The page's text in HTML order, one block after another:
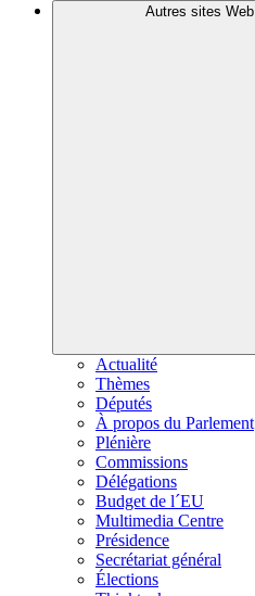
Autres sites Web
Actualité
Thèmes
Députés
À propos du Parlement
Plénière
Commissions
Délégations
Budget de l´EU
Multimedia Centre
Présidence
Secrétariat général
Élections